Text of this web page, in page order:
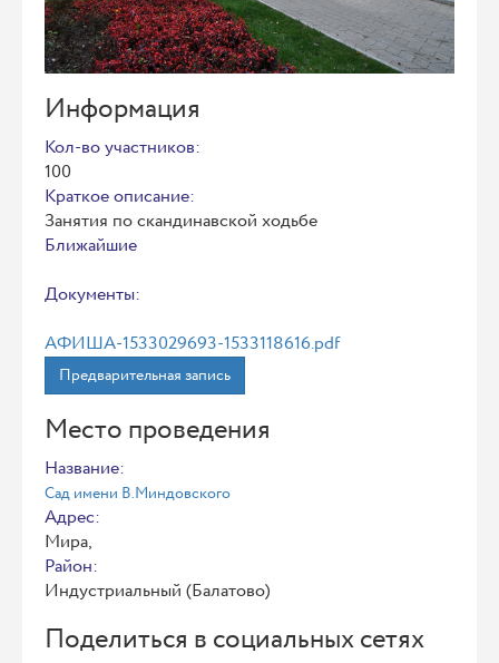
Информация
Кол-во участников:
100
Краткое описание:
Занятия по скандинавской ходьбе
Ближайшие
Документы:
АФИША-1533029693-1533118616.pdf
Предварительная запись
Место проведения
Название:
Сад имени В.Миндовского
Адрес:
Мира,
Район:
Индустриальный (Балатово)
Поделиться в социальных сетях